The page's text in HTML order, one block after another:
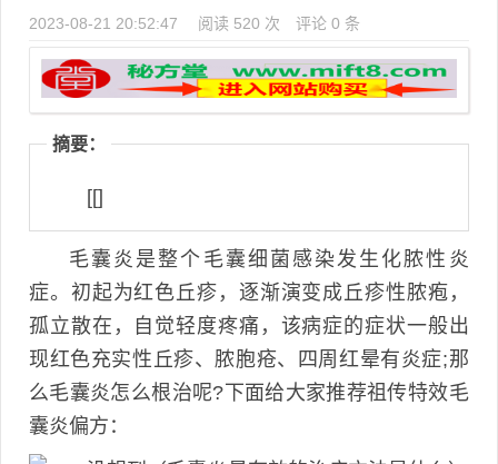
2023-08-21 20:52:47 阅读 520 次 评论 0 条
摘要：
[[]
毛囊炎是整个毛囊细菌感染发生化脓性炎
症。初起为红色丘疹，逐渐演变成丘疹性脓疱，
孤立散在，自觉轻度疼痛，该病症的症状一般出
现红色充实性丘疹、脓胞疮、四周红晕有炎症;那
么毛囊炎怎么根治呢?下面给大家推荐祖传特效毛
囊炎偏方：